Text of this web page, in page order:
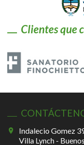
Clientes que
Indalecio Gomez
Villa Lynch -